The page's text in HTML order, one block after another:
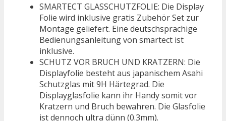
SMARTECT GLASSCHUTZFOLIE: Die Display
Folie wird inklusive gratis Zubehör Set zur
Montage geliefert. Eine deutschsprachige
Bedienungsanleitung von smartect ist
inklusive.
SCHUTZ VOR BRUCH UND KRATZERN: Die
Displayfolie besteht aus japanischem Asahi
Schutzglas mit 9H Härtegrad. Die
Displayglasfolie kann ihr Handy somit vor
Kratzern und Bruch bewahren. Die Glasfolie
ist dennoch ultra dünn (0.3mm).